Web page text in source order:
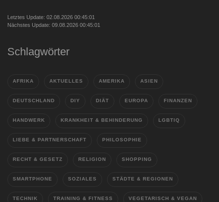
Letztes Update: 02.08.2026 00:45:01
Nächstes Update: 09.08.2026 00:45:01
Schlagwörter
AFRIKA AKTUELLES AMERIKA ASIEN
DEUTSCHLAND DIY DIÄT EUROPA FINANZEN
HANDWERK KRANKHEIT & BEHINDERUNG LGBTIQ
LIEBE & PARTNERSCHAFT PHILOSOPHIE
RECHT & GESETZ RELIGION SHOPPING
SMARTPHONE SOZIALES STÄDTE & REGIONEN
TECHNIK TRAINING & FITNESS VEGETARISCH & VEGAN